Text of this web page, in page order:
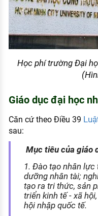
Học phí trường Đại
Giáo dục đại học
Căn cứ theo Điều 39
sau:
Mục tiêu của giáo
1. Đào tạo nhân lực
dưỡng nhân tài;
tạo ra tri thức, sản
triển kinh tế - xã
hội nhập quốc tế.